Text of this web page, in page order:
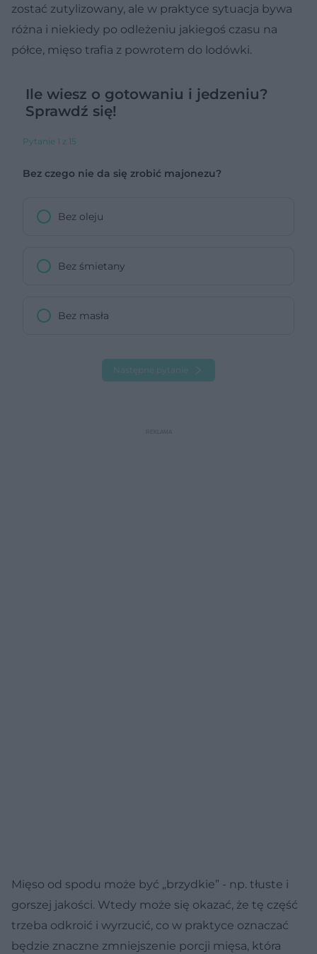
zostać zutylizowany, ale w praktyce sytuacja bywa
różna i niekiedy po odleżeniu jakiegoś czasu na
półce, mięso trafia z powrotem do lodówki.
Ile wiesz o gotowaniu i jedzeniu?
Sprawdź się!
Pytanie 1 z 15
Bez czego nie da się zrobić majonezu?
Bez oleju
Bez śmietany
Bez masła
Następne pytanie
Mięso od spodu może być „brzydkie” - np. tłuste i
gorszej jakości. Wtedy może się okazać, że tę część
trzeba odkroić i wyrzucić, co w praktyce oznaczać
będzie znaczne zmniejszenie porcji mięsa, która